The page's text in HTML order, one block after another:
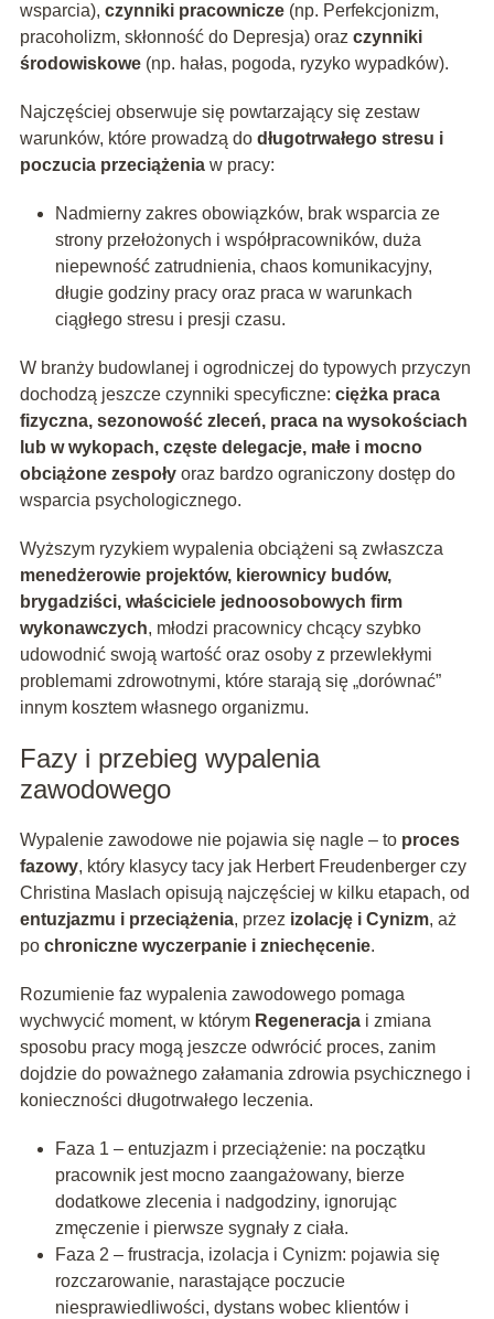
wsparcia), czynniki pracownicze(np. Perfekcjonizm,
pracoholizm, skłonność do Depresja) oraz czynniki
środowiskowe(np. hałas, pogoda, ryzyko wypadków).
Najczęściej obserwuje się powtarzający się zestaw
warunków, które prowadzą do długotrwałego stresu i
poczucia przeciążeniaw pracy:
Nadmierny zakres obowiązków, brak wsparcia ze
strony przełożonych i współpracowników, duża
niepewność zatrudnienia, chaos komunikacyjny,
długie godziny pracy oraz praca w warunkach
ciągłego stresu i presji czasu.
W branży budowlanej i ogrodniczej do typowych przyczyn
dochodzą jeszcze czynniki specyficzne: ciężka praca
fizyczna, sezonowość zleceń, praca na wysokościach
lub w wykopach, częste delegacje, małe i mocno
obciążone zespołyoraz bardzo ograniczony dostęp do
wsparcia psychologicznego.
Wyższym ryzykiem wypalenia obciążeni są zwłaszcza
menedżerowie projektów, kierownicy budów,
brygadziści, właściciele jednoosobowych firm
wykonawczych, młodzi pracownicy chcący szybko
udowodnić swoją wartość oraz osoby z przewlekłymi
problemami zdrowotnymi, które starają się „dorównać”
innym kosztem własnego organizmu.
Fazy i przebieg wypalenia
zawodowego
Wypalenie zawodowe nie pojawia się nagle – to proces
fazowy, który klasycy tacy jak Herbert Freudenberger czy
Christina Maslach opisują najczęściej w kilku etapach, od
entuzjazmu i przeciążenia, przez izolację i Cynizm, aż
po chroniczne wyczerpanie i zniechęcenie.
Rozumienie faz wypalenia zawodowego pomaga
wychwycić moment, w którym Regeneracjai zmiana
sposobu pracy mogą jeszcze odwrócić proces, zanim
dojdzie do poważnego załamania zdrowia psychicznego i
konieczności długotrwałego leczenia.
Faza 1 – entuzjazm i przeciążenie: na początku
pracownik jest mocno zaangażowany, bierze
dodatkowe zlecenia i nadgodziny, ignorując
zmęczenie i pierwsze sygnały z ciała.
Faza 2 – frustracja, izolacja i Cynizm: pojawia się
rozczarowanie, narastające poczucie
niesprawiedliwości, dystans wobec klientów i